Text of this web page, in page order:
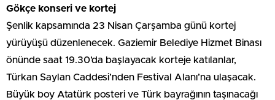
Gökçe konseri ve kortej
Şenlik kapsamında 23 Nisan Çarşamba günü kortej
yürüyüşü düzenlenecek. Gaziemir Belediye Hizmet Binası
önünde saat 19.30’da başlayacak korteje katılanlar,
Türkan Saylan Caddesi’nden Festival Alanı’na ulaşacak.
Büyük boy Atatürk posteri ve Türk bayrağının taşınacağı